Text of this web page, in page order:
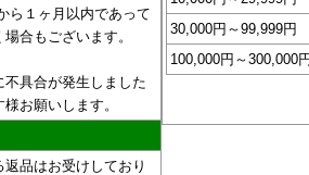
ら１ヶ月以内であって
合もございます。
具合が発生しました
お願いします。
品はお受けしており
30,000円～99,999円
100,000円～300,000円